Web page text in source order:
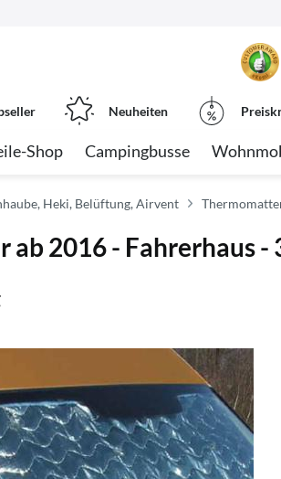
Neuheiten
Shop Campingbusse
Heki, Belüftung, Airvent
2016 - Fahrerhaus -